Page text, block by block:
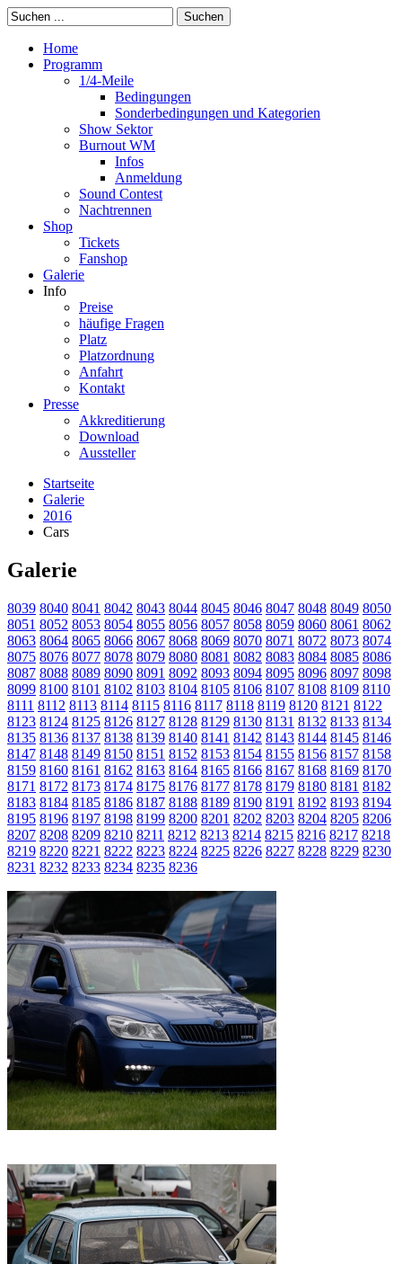
Suchen
Home
Programm
1/4-Meile
Bedingungen
Sonderbedingungen und Kategorien
Show Sektor
Burnout WM
Infos
Anmeldung
Sound Contest
Nachtrennen
Shop
Tickets
Fanshop
Galerie
Info
Preise
häufige Fragen
Platz
Platzordnung
Anfahrt
Kontakt
Presse
Akkreditierung
Download
Aussteller
Startseite
Galerie
2016
Cars
Galerie
8039 8040 8041 8042 8043 8044 8045 8046 8047 8048 8049 8050
8051 8052 8053 8054 8055 8056 8057 8058 8059 8060 8061 8062
8063 8064 8065 8066 8067 8068 8069 8070 8071 8072 8073 8074
8075 8076 8077 8078 8079 8080 8081 8082 8083 8084 8085 8086
8087 8088 8089 8090 8091 8092 8093 8094 8095 8096 8097 8098
8099 8100 8101 8102 8103 8104 8105 8106 8107 8108 8109 8110
8111 8112 8113 8114 8115 8116 8117 8118 8119 8120 8121 8122
8123 8124 8125 8126 8127 8128 8129 8130 8131 8132 8133 8134
8135 8136 8137 8138 8139 8140 8141 8142 8143 8144 8145 8146
8147 8148 8149 8150 8151 8152 8153 8154 8155 8156 8157 8158
8159 8160 8161 8162 8163 8164 8165 8166 8167 8168 8169 8170
8171 8172 8173 8174 8175 8176 8177 8178 8179 8180 8181 8182
8183 8184 8185 8186 8187 8188 8189 8190 8191 8192 8193 8194
8195 8196 8197 8198 8199 8200 8201 8202 8203 8204 8205 8206
8207 8208 8209 8210 8211 8212 8213 8214 8215 8216 8217 8218
8219 8220 8221 8222 8223 8224 8225 8226 8227 8228 8229 8230
8231 8232 8233 8234 8235 8236